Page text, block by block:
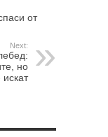
от
Next:
но
искат